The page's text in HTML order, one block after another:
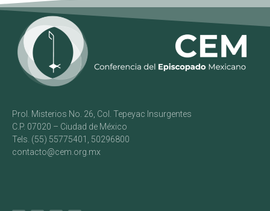
Prol. Misterios No. 26, Col. Tepeyac Insurgentes
C.P. 07020 – Ciudad de México
Tels. (55) 55775401, 50296800
contacto@cem.org.mx